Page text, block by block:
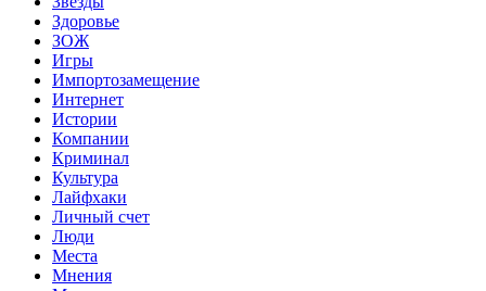
Здоровье
ЗОЖ
Игры
Импортозамещение
Интернет
Истории
Компании
Криминал
Культура
Лайфхаки
Личный счет
Люди
Места
Мнения